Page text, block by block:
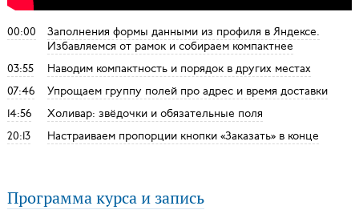
00:00
Заполнения формы данными из профиля в Яндексе.
Избавляемся от рамок и собираем компактнее
03:55
Наводим компактность и порядок в других местах
07:46
Упрощаем группу полей про адрес и время доставки
14:56
Холивар: звёдочки и обязательные поля
20:13
Настраиваем пропорции кнопки «Заказать» в конце
Программа курса и запись